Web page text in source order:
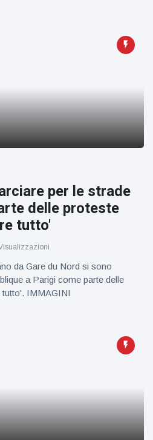
per le strade
delle proteste
tutto'
da Gare du Nord si sono
a Parigi come parte delle
IMMAGINI